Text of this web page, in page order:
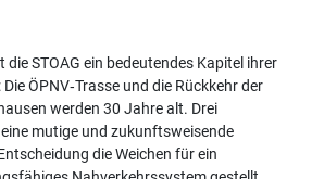
STOAG ein bedeutendes Kapitel ihrer
ÖPNV‑Trasse und die Rückkehr der
werden 30 Jahre alt. Drei
mutige und zukunftsweisende
die Weichen für ein